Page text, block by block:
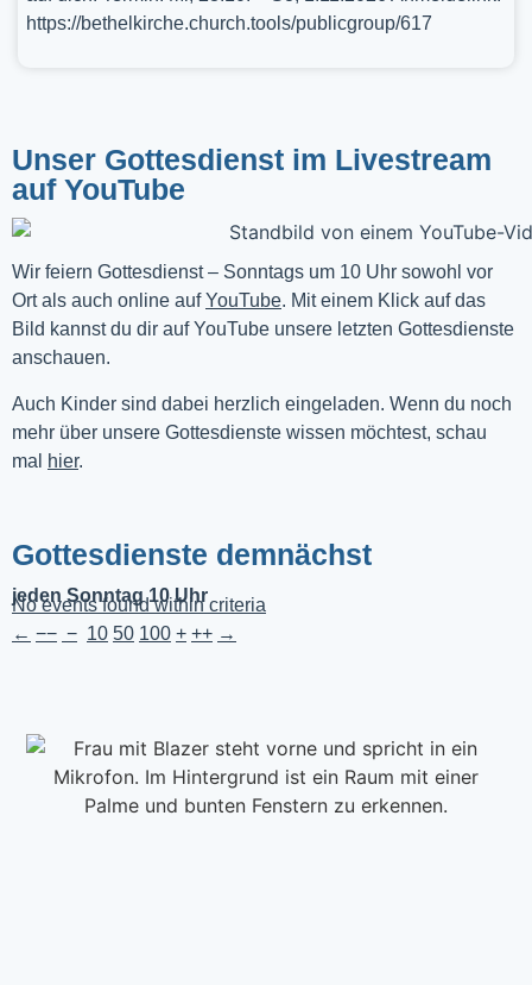
https://bethelkirche.church.tools/publicgroup/617
Unser Gottesdienst im Livestream
auf YouTube
Wir feiern Gottesdienst – Sonntags um 10 Uhr sowohl vor
Ort als auch online auf YouTube. Mit einem Klick auf das
Bild kannst du dir auf YouTube unsere letzten Gottesdienste
anschauen.
Auch Kinder sind dabei herzlich eingeladen. Wenn du noch
mehr über unsere Gottesdienste wissen möchtest, schau
mal
hier.
Gottesdienste demnächst
jeden Sonntag 10 Uhr
No events found within criteria
← −− − 10 50 100 + ++ →